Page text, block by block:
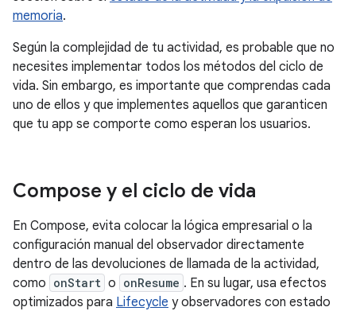
memoria.
Según la complejidad de tu actividad, es probable que no
necesites implementar todos los métodos del ciclo de
vida. Sin embargo, es importante que comprendas cada
uno de ellos y que implementes aquellos que garanticen
que tu app se comporte como esperan los usuarios.
Compose y el ciclo de vida
En Compose, evita colocar la lógica empresarial o la
configuración manual del observador directamente
dentro de las devoluciones de llamada de la actividad,
como onStart o onResume . En su lugar, usa efectos
optimizados para Lifecycle y observadores con estado